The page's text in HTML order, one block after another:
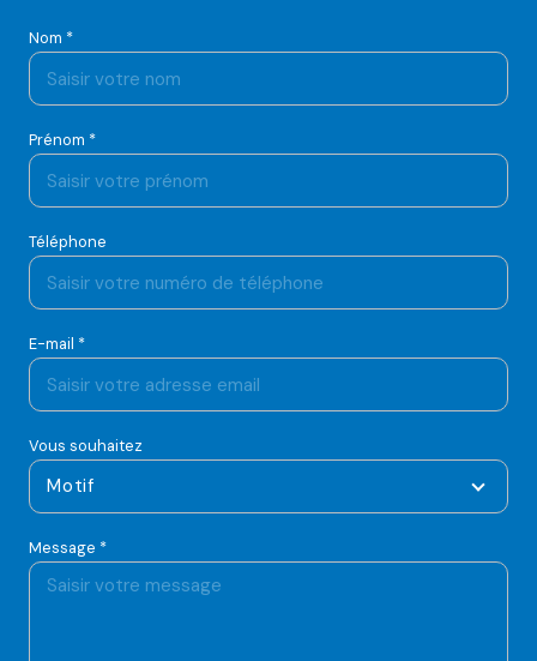
Nom *
Prénom *
Téléphone
E-mail *
Vous souhaitez
Motif
Message *